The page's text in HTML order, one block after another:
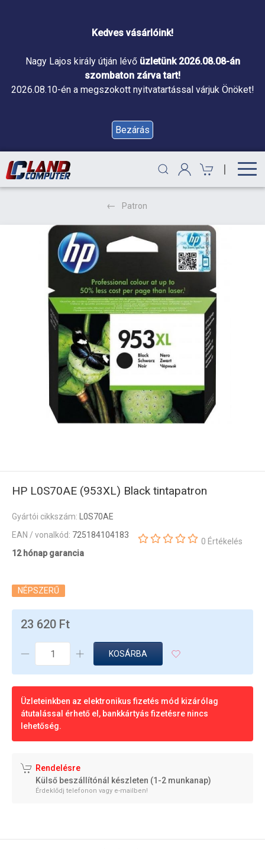
Kedves vásárlóink!
Nagy Lajos király útján lévő üzletünk 2026.08.08-án
szombaton zárva tart!
2026.08.10-én a megszokott nyitvatartással várjuk Önöket!
Bezárás
|
Patron
HP L0S70AE (953XL) Black tintapatron
Gyártói cikkszám:
L0S70AE
EAN / vonalkód: 725184104183
12 hónap garancia
0 Értékelés
NÉPSZERŰ
23 620 Ft
KOSÁRBA
Üzleteinkben az elektronikus fizetés mód kizárólag
átutalással érhető el, bankkártyás fizetésre nincs
lehetőség.
Rendelésre
Külső beszállítónál készleten (1-2 munkanap)
Érdeklődj telefonon vagy e-mailben!